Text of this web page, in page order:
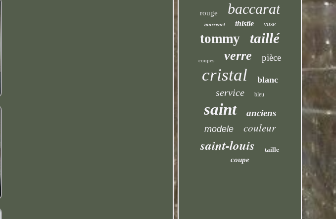
rouge baccarat
massenet thistle vase
tommy taillé
coupes verre pièce
cristal blanc
service bleu
saint anciens
modele couleur
saint-louis taille
coupe